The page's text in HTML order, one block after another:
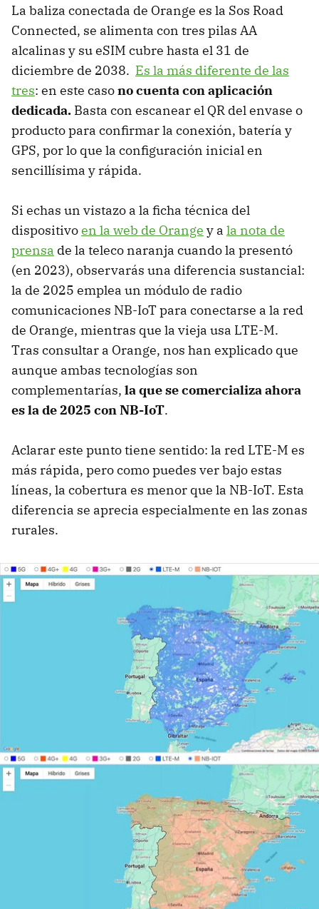
La baliza conectada de Orange es la Sos Road
Connected, se alimenta con tres pilas AA
alcalinas y su eSIM cubre hasta el 31 de
diciembre de 2038. Es la más diferente de las
tres: en este casono cuenta con aplicación
dedicada. Basta con escanear el QR del envase o
producto para confirmar la conexión, batería y
GPS, por lo que la configuración inicial en
sencillísima y rápida.
Si echas un vistazo a la ficha técnica del
dispositivoen la web de Orange y a la nota de
prensa de la teleco naranja cuando la presentó
(en 2023), observarás una diferencia sustancial:
la de 2025 emplea un módulo de radio
comunicaciones NB-IoT para conectarse a la red
de Orange, mientras que la vieja usa LTE-M.
Tras consultar a Orange, nos han explicado que
aunque ambas tecnologías son
complementarías, la que se comercializa ahora
es la de 2025 con NB-IoT.
Aclarar este punto tiene sentido: la red LTE-M es
más rápida, pero como puedes ver bajo estas
líneas, la cobertura es menor que la NB-IoT. Esta
diferencia se aprecia especialmente en las zonas
rurales.